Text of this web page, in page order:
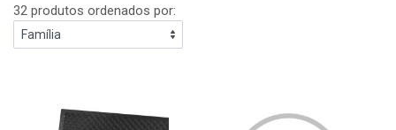
32 produtos ordenados por: